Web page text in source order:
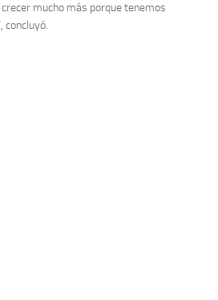
mucho más porque tenemos
concluyó.